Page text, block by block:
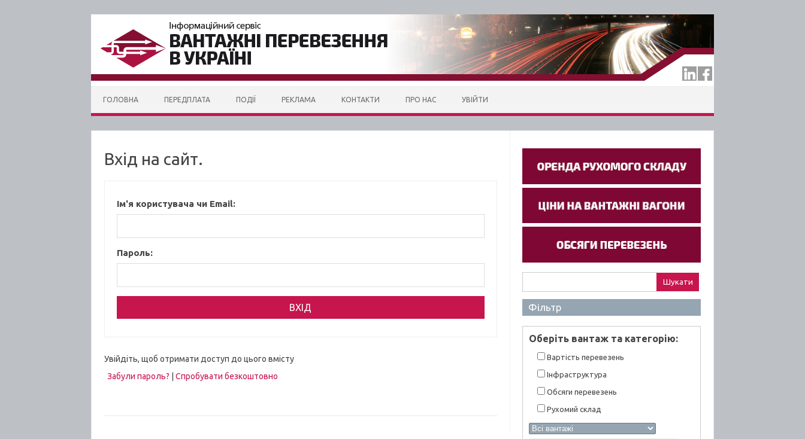
ГОЛОВНА ПЕРЕДПЛАТА ПОДІЇ РЕКЛАМА КОНТАКТИ ПРО НАС УВІЙТИ
Вхід на сайт.
Ім'я користувача чи Email:
Пароль:
Увійдіть, щоб отримати доступ до цього вмісту
Забули пароль?
Спробувати безкоштовно
Фільтр
Оберiть вантаж та категорiю:
Вартiсть перевезень
Інфраструктура
Обсяги перевезень
Рухомий склад